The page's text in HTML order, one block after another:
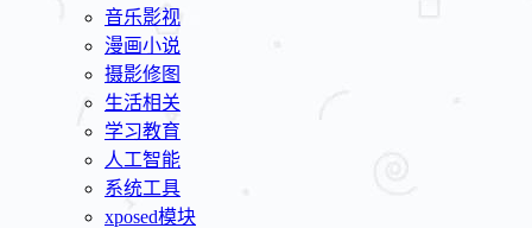
音乐影视
漫画小说
摄影修图
生活相关
学习教育
人工智能
系统工具
xposed模块